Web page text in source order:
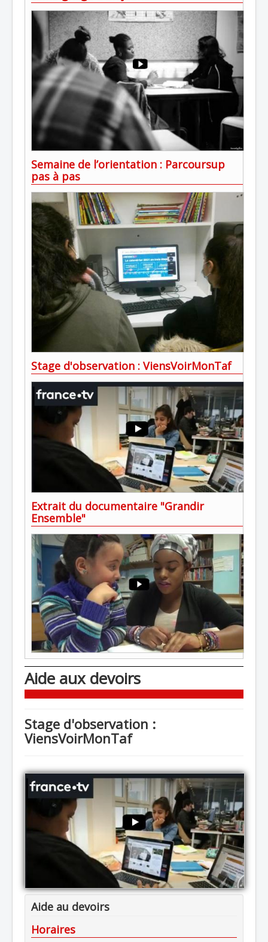
Semaine de l’orientation : Parcoursup
pas à pas
Stage d'observation : ViensVoirMonTaf
Extrait du documentaire "Grandir
Ensemble"
Aide aux devoirs
Stage d'observation :
ViensVoirMonTaf
Aide au devoirs
Horaires